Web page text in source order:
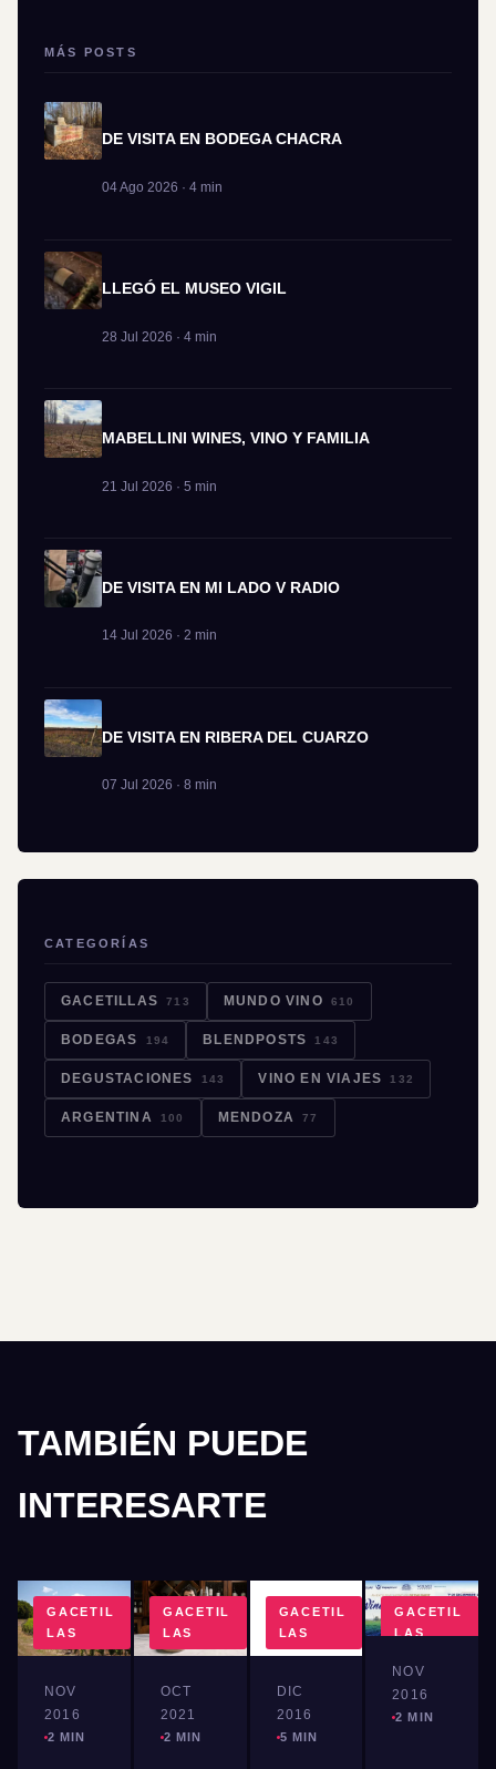
MÁS POSTS
DE VISITA EN BODEGA CHACRA
04 Ago 2026 · 4 min
LLEGÓ EL MUSEO VIGIL
28 Jul 2026 · 4 min
MABELLINI WINES, VINO Y FAMILIA
21 Jul 2026 · 5 min
DE VISITA EN MI LADO V RADIO
14 Jul 2026 · 2 min
DE VISITA EN RIBERA DEL CUARZO
07 Jul 2026 · 8 min
CATEGORÍAS
GACETILLAS 713 MUNDO VINO 610
BODEGAS 194 BLENDPOSTS 143
DEGUSTACIONES 143 VINO EN VIAJES 132
ARGENTINA 100 MENDOZA 77
TAMBIÉN PUEDE
INTERESARTE
GACETIL
LAS
NOV
2016
2 MIN
GACETIL
LAS
OCT
2021
2 MIN
GACETIL
LAS
DIC
2016
5 MIN
GACETIL
LAS
NOV
2016
2 MIN